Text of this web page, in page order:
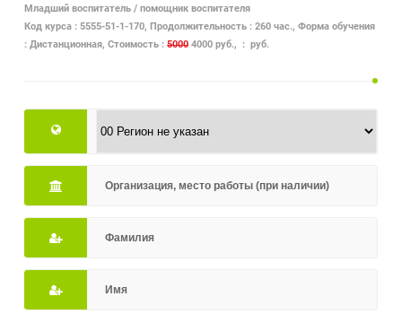
Младший воспитатель / помощник воспитателя
Код курса : 5555-51-1-170, Продолжительность : 260 час., Форма обучения
: Дистанционная, Стоимость :50004000 руб., : руб.